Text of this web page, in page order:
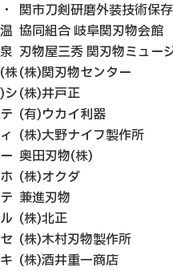
・
温
泉
(株
)シ
テ
ィ
ー
ホ
テ
ル
セ
キ
関市刀剣研磨外装技術保
協同組合 岐阜関刃物会館
刃物屋三秀 関刃物ミュー
(株)関刃物センター
(株)井戸正
(有)ウカイ利器
(株)大野ナイフ製作所
奥田刃物(株)
(株)オクダ
兼進刃物
(株)北正
(株)木村刃物製作所
(株)酒井重一商店